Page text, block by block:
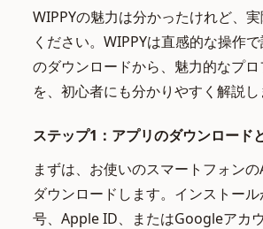
WIPPYの魅力は分かったけれど、
ください。WIPPYは直感的な操作
のダウンロードから、魅力的なプ
を、初心者にも分かりやすく解説
ステップ1：アプリのダウンロード
まずは、お使いのスマートフォン
ダウンロードします。インストー
号、Apple ID、またはGoogleアカ